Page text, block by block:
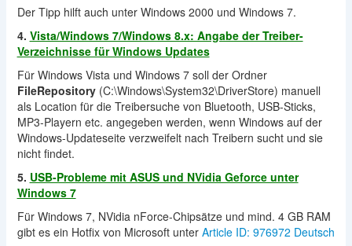
Der Tipp hilft auch unter Windows 2000 und Windows 7.
4. Vista/Windows 7/Windows 8.x: Angabe der Treiber-
Verzeichnisse für Windows Updates
Für Windows Vista und Windows 7 soll der Ordner
FileRepository(C:\Windows\System32\DriverStore) manuell
als Location für die Treibersuche von Bluetooth, USB-Sticks,
MP3-Playern etc. angegeben werden, wenn Windows auf der
Windows-Updateseite verzweifelt nach Treibern sucht und sie
nicht findet.
5. USB-Probleme mit ASUS und NVidia Geforce unter
Windows 7
Für Windows 7, NVidia nForce-Chipsätze und mind. 4 GB RAM
gibt es ein Hotfix von Microsoft unter Article ID: 976972 Deutsch